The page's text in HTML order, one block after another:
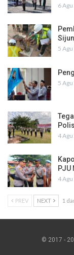
6
5
5
4
PJU
4
PREV NEXT 1
© 2017 -